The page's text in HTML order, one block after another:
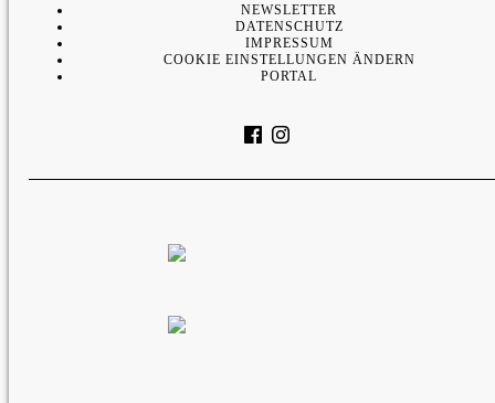
NEWSLETTER
DATENSCHUTZ
IMPRESSUM
COOKIE EINSTELLUNGEN ÄNDERN
PORTAL